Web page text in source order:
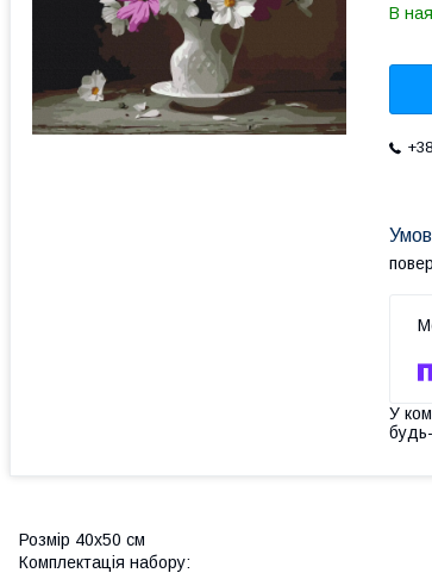
В
У
Розмір 40x50 см
Комплектація набору: